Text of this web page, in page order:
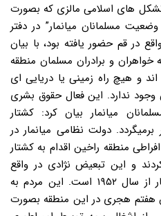
های اسلامی مالزی که بصورت
مسلمانان میانمار” در دفتر
در قم حضور یافته بود، با بیان
و برادران مسلمان منطقه
اند و هیچ راه زمینی یا دریایی ای
وجود ندارد. این فعال حقوق بشری
میانمار بیان کرد: کشتار
به ۵ دهه اخیر برمیگردد. دولت نظامی میانمار در
منطقه راخین اقدام به کشتار
و این تبعیض نژادی در واقع
سیاست اتخاذ شده دولت میانمار از سال ۱۹۵۲ است. این مردم به
هفتم هجری در این منطقه بصورت